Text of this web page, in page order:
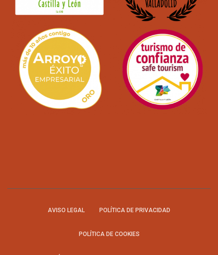
AVISO LEGAL POLÍTICA DE PRIVACIDAD
POLÍTICA DE COOKIES